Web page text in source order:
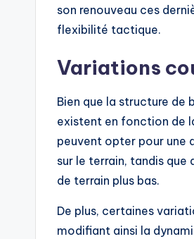
son renouveau ces
flexibilité tactique.
Variations
Bien que la structure
existent en fonction de
peuvent opter pour une
sur le terrain, tandis que
de terrain plus bas.
De plus, certaines
modifiant ainsi la